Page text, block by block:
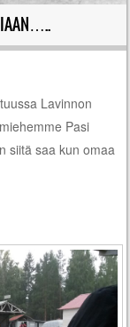
Lavinnon
Pasi
siitä saa kun omaa